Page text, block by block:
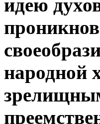
идею
народной